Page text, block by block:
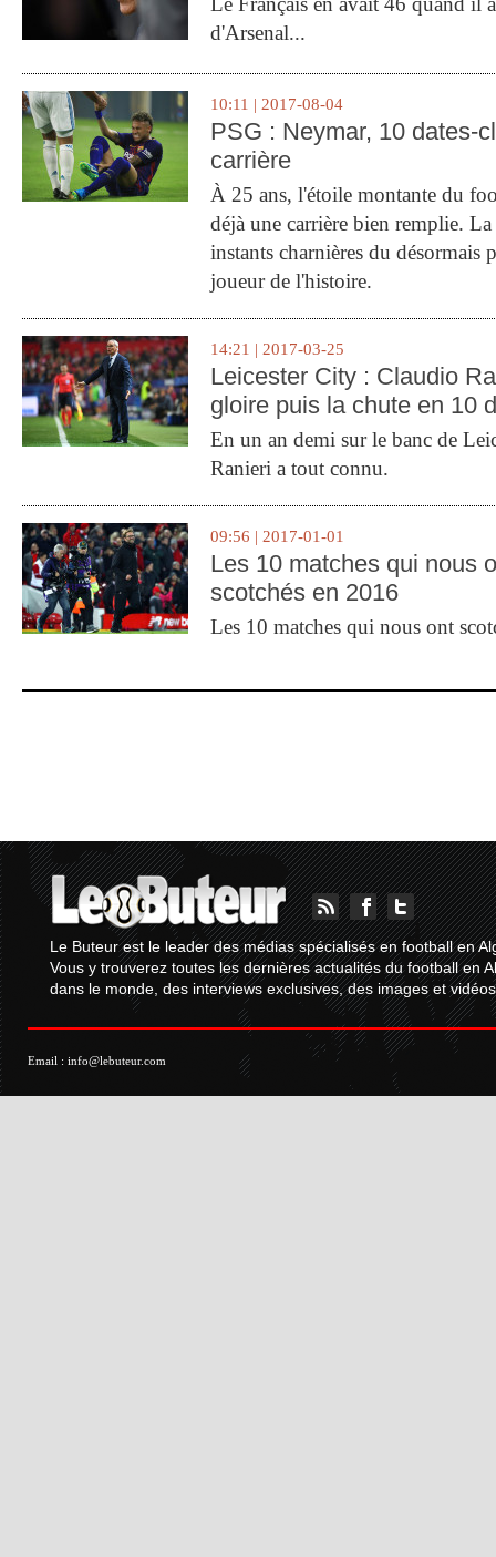
d'Arsenal...
10:11 | 2017-08-04
PSG : Neymar, 10 dates-
carrière
À 25 ans, l'étoile montante du
déjà une carrière bien remplie.
instants charnières du désormais
joueur de l'histoire.
14:21 | 2017-03-25
Leicester City : Claudio
gloire puis la chute en 10
En un an demi sur le banc de
Ranieri a tout connu.
09:56 | 2017-01-01
Les 10 matches qui nous
scotchés en 2016
Les 10 matches qui nous ont
Le Buteur est le leader des médias spécialisés en football en
Vous y trouverez toutes les dernières actualités du football en
dans le monde, des interviews exclusives, des images et
Email : info@lebuteur.com